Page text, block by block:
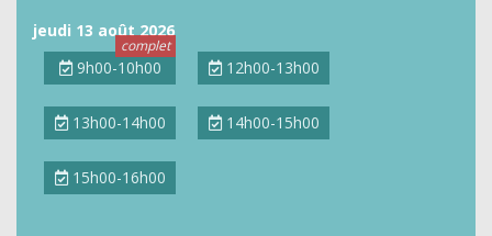
jeudi 13 août 2026
9h00-10h00
12h00-13h00
13h00-14h00 14h00-15h00
15h00-16h00